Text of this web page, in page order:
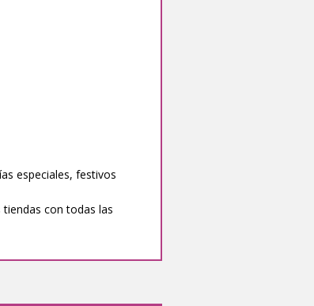
especiales, festivos
con todas las